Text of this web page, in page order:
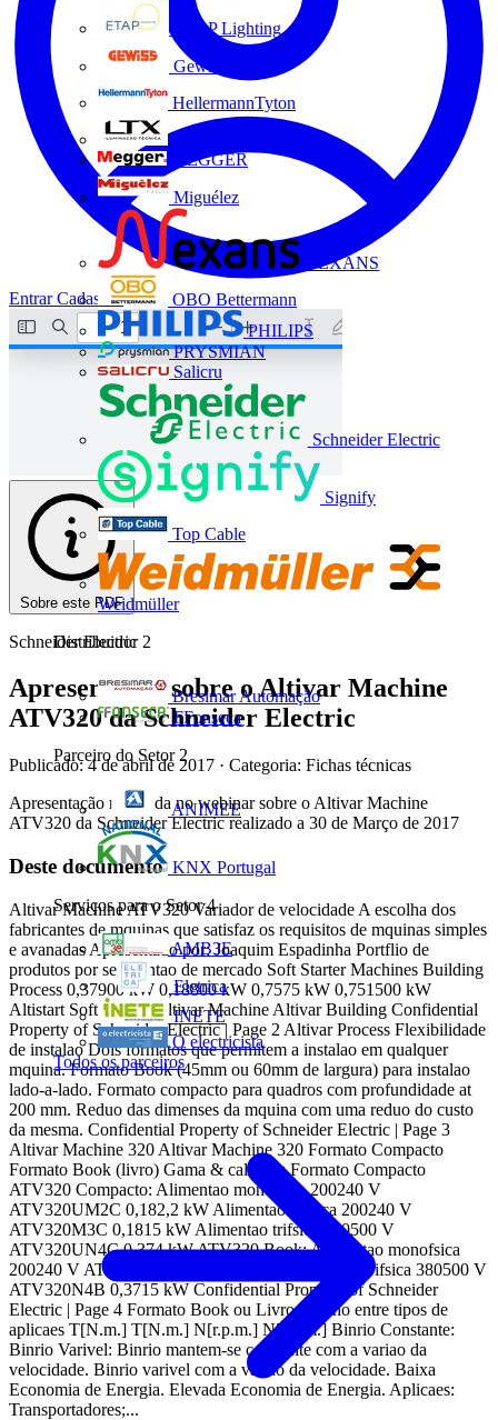
ETAP Lighting
Gewiss
HellermannTyton
MEGGER
Miguélez
NEXANS
OBO Bettermann
PHILIPS
PRYSMIAN
Salicru
Schneider Electric
Signify
Top Cable
Weidmüller
Distribuidor 2
Bresimar Automação
FFonseca
Parceiro do Setor 2
ANIMEE
KNX Portugal
Serviços para o Setor 4
AMB3E
Eletrica
INETE
O electricista
Todos os parceiros
EntrarCadastrar
Sobre este PDF
Schneider Electric
Apresentação sobre o Altivar Machine
ATV320 da Schneider Electric
Publicado: 4 de abril de 2017 · Categoria: Fichas técnicas
Apresentação realizada no webinar sobre o Altivar Machine
ATV320 da Schneider Electric realizado a 30 de Março de 2017
Deste documento
Altivar Machine ATV320 Variador de velocidade A escolha dos
fabricantes de mquinas que satisfaz os requisitos de mquinas simples
e avanadas Apresentado por: Joaquim Espadinha Portflio de
produtos por segmentao de mercado Soft Starter Machines Building
Process 0,37900 kW 0,18800 kW 0,7575 kW 0,751500 kW
Altistart Soft starters Altivar Machine Altivar Building Confidential
Property of Schneider Electric | Page 2 Altivar Process Flexibilidade
de instalao Dois formatos que permitem a instalao em qualquer
mquina. Formato Book (45mm ou 60mm de largura) para instalao
lado-a-lado. Formato compacto para quadros com profundidade at
200 mm. Reduo das dimenses da mquina com uma reduo do custo
da mesma. Confidential Property of Schneider Electric | Page 3
Altivar Machine 320 Altivar Machine 320 Formato Compacto
Formato Book (livro) Gama & calibres: Formato Compacto
ATV320 Compacto: Alimentao monofsica 200240 V
ATV320UM2C 0,182,2 kW Alimentao trifsica 200240 V
ATV320M3C 0,1815 kW Alimentao trifsica 380500 V
ATV320UN4C 0,374 kW ATV320 Book: Alimentao monofsica
200240 V ATV320UM2B 0,182,2 kW Alimentao trifsica 380500 V
ATV320N4B 0,3715 kW Confidential Property of Schneider
Electric | Page 4 Formato Book ou Livro Distino entre tipos de
aplicaes T[N.m.] T[N.m.] N[r.p.m.] N[r.p.m.] Binrio Constante:
Binrio Varivel: Binrio mantem-se constante com a variao da
velocidade. Binrio varivel com a variao da velocidade. Baixa
Economia de Energia. Elevada Economia de Energia. Aplicaes:
Transportadores;...